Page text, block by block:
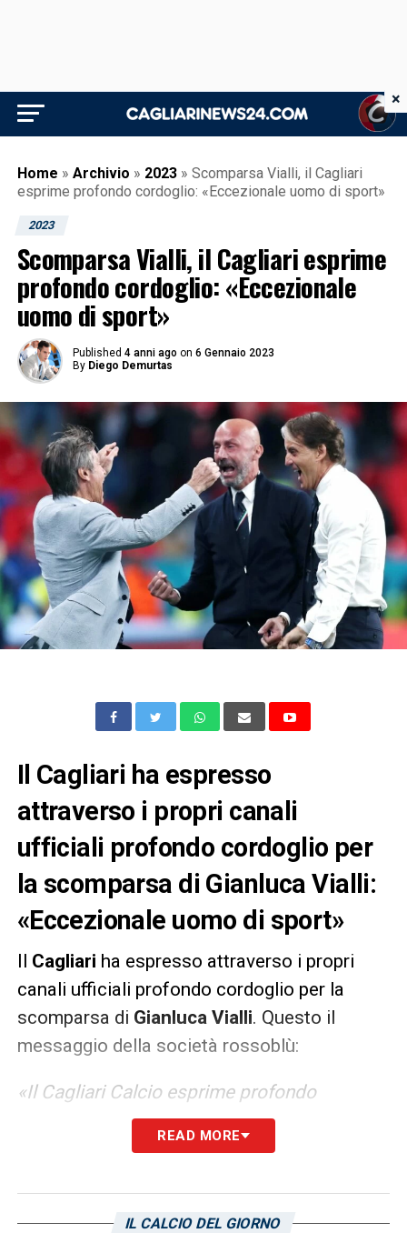
Home » Archivio » 2023 » Scomparsa Vialli, il Cagliari
esprime profondo cordoglio: «Eccezionale uomo di sport»
2023
Scomparsa Vialli, il Cagliari esprime
profondo cordoglio: «Eccezionale
uomo di sport»
Published 4 anni ago on 6 Gennaio 2023
By Diego Demurtas
Il Cagliari ha espresso
attraverso i propri canali
ufficiali profondo cordoglio per
la scomparsa di Gianluca Vialli:
«Eccezionale uomo di sport»
Il Cagliari ha espresso attraverso i propri
canali ufficiali profondo cordoglio per la
scomparsa di Gianluca Vialli. Questo il
messaggio della società rossoblù:
«Il Cagliari Calcio esprime profondo
cordoglio per la scomparsa di Gianluca
Vialli, attaccante formidabile ed eccezionale
READ MORE
IL CALCIO DEL GIORNO
×